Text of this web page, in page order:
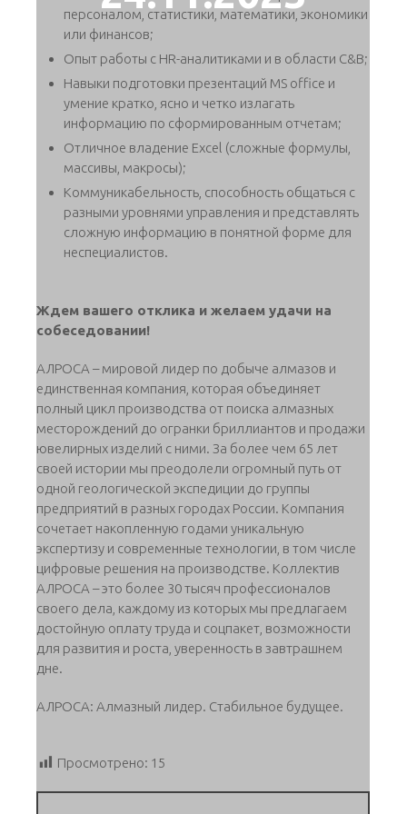
персоналом, статистики, математики, экономики
или финансов;
Опыт работы с HR-аналитиками и в области C&B;
Навыки подготовки презентаций MS office и
умение кратко, ясно и четко излагать
информацию по сформированным отчетам;
Отличное владение Excel (сложные формулы,
массивы, макросы);
Коммуникабельность, способность общаться с
разными уровнями управления и представлять
сложную информацию в понятной форме для
неспециалистов.
Ждем вашего отклика и желаем удачи на
собеседовании!
АЛРОСА – мировой лидер по добыче алмазов и
единственная компания, которая объединяет
полный цикл производства от поиска алмазных
месторождений до огранки бриллиантов и продажи
ювелирных изделий с ними. За более чем 65 лет
своей истории мы преодолели огромный путь от
одной геологической экспедиции до группы
предприятий в разных городах России. Компания
сочетает накопленную годами уникальную
экспертизу и современные технологии, в том числе
цифровые решения на производстве. Коллектив
АЛРОСА – это более 30 тысяч профессионалов
своего дела, каждому из которых мы предлагаем
достойную оплату труда и соцпакет, возможности
для развития и роста, уверенность в завтрашнем
дне.
АЛРОСА: Алмазный лидер. Стабильное будущее.
Просмотрено: 15